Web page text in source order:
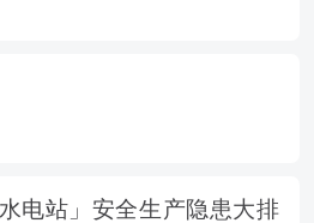
电站」安全生产隐患大排